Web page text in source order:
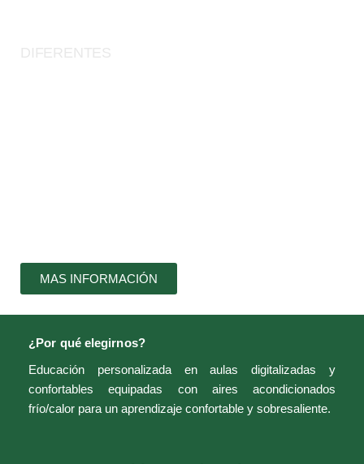
MAS INFORMACIÓN
¿Por qué elegirnos?
Educación personalizada en aulas digitalizadas y
confortables equipadas con aires acondicionados
frío/calor para un aprendizaje confortable y sobresaliente.